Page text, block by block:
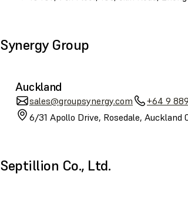
Synergy Group
Auckland
sales@groupsynergy.com
+64 9
6/31 Apollo Drive, Rosedale, Auckland
Septillion Co., Ltd.